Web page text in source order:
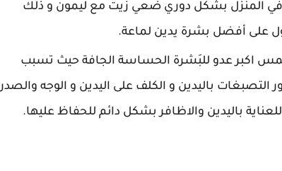
المنزل بشكل دوري ضعي زيت مع ليمون و ذلك
على أفضل بشرة يدين لماعة.
اكبر عدو للبَشرة الحساسة الجافة حيث تسبب
باليدين و الكلف على اليدين و الوجه والصدر
باليدين والاظافر بشكل دائم للحفاظ عليها.